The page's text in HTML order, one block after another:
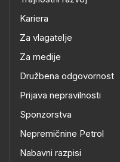
Kariera
Za vlagatelje
Za medije
Družbena odgovornost
Prijava nepravilnosti
Sponzorstva
Nepremičnine Petrol
Nabavni razpisi